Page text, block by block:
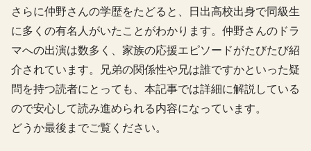
さらに仲野さんの学歴をたどると、日出高校出身で同級生
に多くの有名人がいたことがわかります。仲野さんのドラ
マへの出演は数多く、家族の応援エピソードがたびたび紹
介されています。兄弟の関係性や兄は誰ですかといった疑
問を持つ読者にとっても、本記事では詳細に解説している
ので安心して読み進められる内容になっています。
どうか最後までご覧ください。